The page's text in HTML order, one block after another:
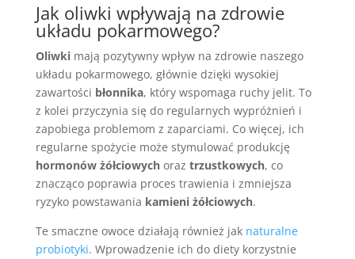
Jak oliwki wpływają na zdrowie
układu pokarmowego?
Oliwkimają pozytywny wpływ na zdrowie naszego
układu pokarmowego, głównie dzięki wysokiej
zawartości błonnika, który wspomaga ruchy jelit. To
z kolei przyczynia się do regularnych wypróżnień i
zapobiega problemom z zaparciami. Co więcej, ich
regularne spożycie może stymulować produkcję
hormonów żółciowychoraz trzustkowych, co
znacząco poprawia proces trawienia i zmniejsza
ryzyko powstawania kamieni żółciowych.
Te smaczne owoce działają również jak naturalne
probiotyki. Wprowadzenie ich do diety korzystnie